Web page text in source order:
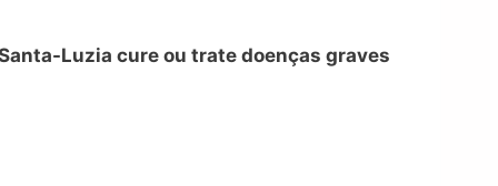
Luzia cure ou trate doenças graves